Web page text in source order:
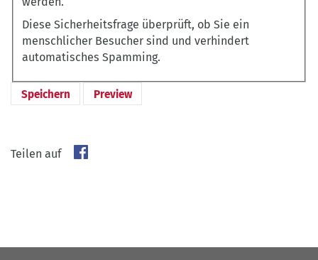
Diese Sicherheitsfrage überprüft, ob Sie ein
menschlicher Besucher sind und verhindert
automatisches Spamming.
Teilen auf